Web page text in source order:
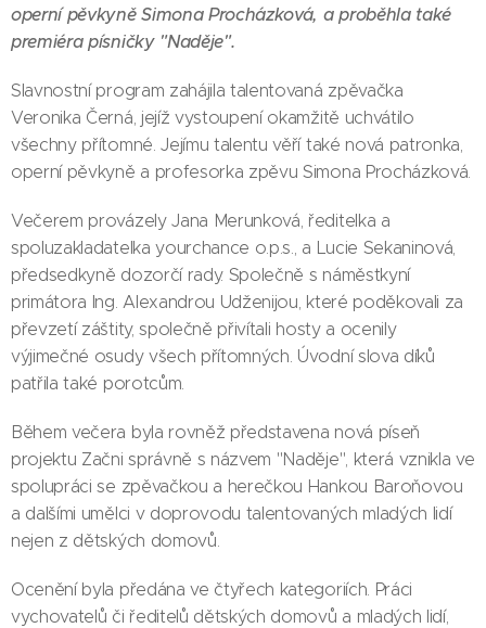
operní pěvkyně Simona Procházková, a proběhla také
premiéra písničky "Naděje".
Slavnostní program zahájila talentovaná zpěvačka
Veronika Černá, jejíž vystoupení okamžitě uchvátilo
všechny přítomné. Jejímu talentu věří také nová patronka,
operní pěvkyně a profesorka zpěvu Simona Procházková.
Večerem provázely Jana Merunková, ředitelka a
spoluzakladatelka yourchance o.p.s., a Lucie Sekaninová,
předsedkyně dozorčí rady. Společně s náměstkyní
primátora Ing. Alexandrou Udženijou, které poděkovali za
převzetí záštity, společně přivítali hosty a ocenily
výjimečné osudy všech přítomných. Úvodní slova díků
patřila také porotcům.
Během večera byla rovněž představena nová píseň
projektu Začni správně s názvem "Naděje", která vznikla ve
spolupráci se zpěvačkou a herečkou Hankou Baroňovou
a dalšími umělci v doprovodu talentovaných mladých lidí
nejen z dětských domovů.
Ocenění byla předána ve čtyřech kategoriích. Práci
vychovatelů či ředitelů dětských domovů a mladých lidí,